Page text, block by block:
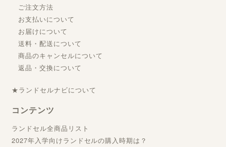
ご注文方法
お支払いについて
お届けについて
送料・配送について
商品のキャンセルについて
返品・交換について
★ランドセルナビについて
コンテンツ
ランドセル全商品リスト
2027年入学向けランドセルの購入時期は？